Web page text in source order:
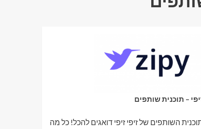
– תוכנית שותפים
השותפים של זיפי זיפי דואגים להכל! כל מה